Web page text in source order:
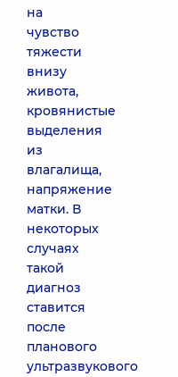
на
чувство
тяжести
внизу
живота,
кровянистые
выделения
из
влагалища,
напряжение
матки. В
некоторых
случаях
такой
диагноз
ставится
после
планового
ультразвукового